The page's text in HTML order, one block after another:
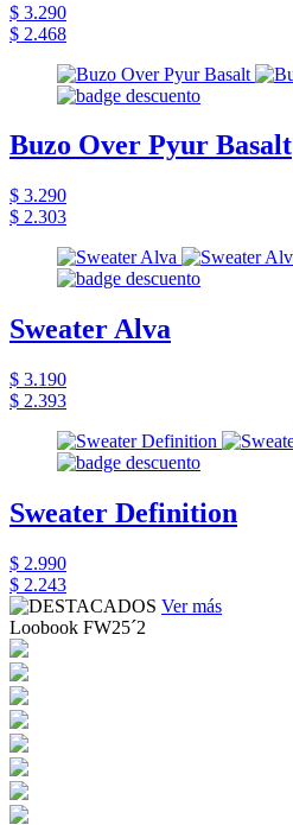
$ 3.290
$ 2.468
Buzo Over Pyur Basalt
$ 3.290
$ 2.303
Sweater Alva
$ 3.190
$ 2.393
Sweater Definition
$ 2.990
$ 2.243
Ver más
Loobook FW25´2